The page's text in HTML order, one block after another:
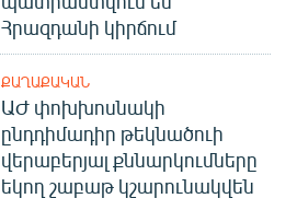
Հրազդանի կիրճում
ՔԱՂԱՔԱԿԱՆ
ԱԺ փոխխոսնակի
ընդդիմադիր թեկնածուի
վերաբերյալ քննարկումները
եկող շաբաթ կշարունակվեն